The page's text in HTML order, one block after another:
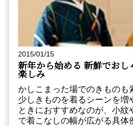
2015/01/15
新年から始める 新鮮でおし
楽しみ
かしこまった場でのきものも
少しきものを着るシーンを
ときにおすすめなのが、小紋
で着こなしの幅が広がる具体